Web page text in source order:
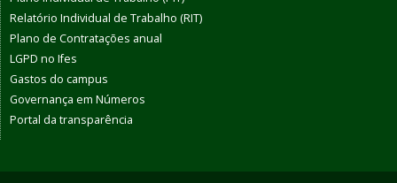
Relatório Individual de Trabalho (RIT)
Plano de Contratações anual
LGPD no Ifes
Gastos do campus
Governança em Números
Portal da transparência